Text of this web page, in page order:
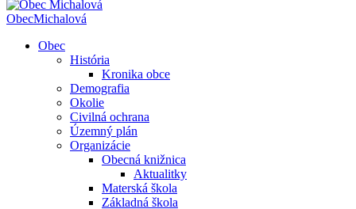
ObecMichalová
Obec
História
Kronika obce
Demografia
Okolie
Civilná ochrana
Územný plán
Organizácie
Obecná knižnica
Aktualitky
Materská škola
Základná škola